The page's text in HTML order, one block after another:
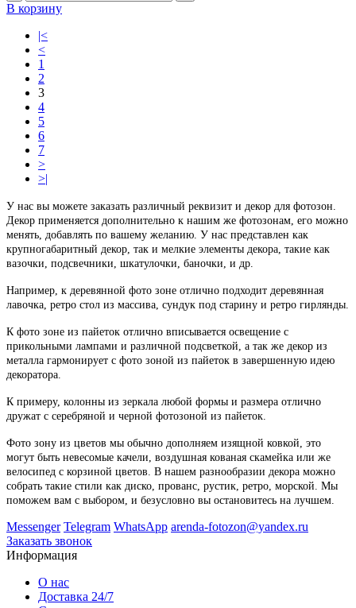
В корзину
|<
<
1
2
3
4
5
6
7
>
>|
У нас вы можете заказать различный реквизит и декор для фотозон.
Декор применяется дополнительно к нашим же фотозонам, его можно
менять, добавлять по вашему желанию. У нас представлен как
крупногабаритный декор, так и мелкие элементы декора, такие как
вазочки, подсвечники, шкатулочки, баночки, и др.
Например, к деревянной фото зоне отлично подходит деревянная
лавочка, ретро стол из массива, сундук под старину и ретро гирлянды.
К фото зоне из пайеток отлично вписывается освещение с
прикольными лампами и различной подсветкой, а так же декор из
металла гармонирует с фото зоной из пайеток в завершенную идею
декоратора.
К примеру, колонны из зеркала любой формы и размера отлично
дружат с серебряной и черной фотозоной из пайеток.
Фото зону из цветов мы обычно дополняем изящной ковкой, это
могут быть невесомые качели, воздушная кованая скамейка или же
велосипед с корзиной цветов. В нашем разнообразии декора можно
собрать такие стили как диско, прованс, рустик, ретро, морской. Мы
поможем вам с выбором, и безусловно вы остановитесь на лучшем.
Messenger Telegram WhatsApp arenda-fotozon@yandex.ru
Заказать звонок
Информация
О нас
Доставка 24/7